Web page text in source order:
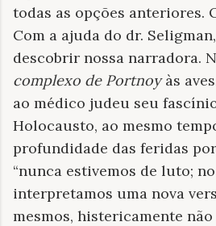
todas as opções anteriores.
Com a ajuda do dr.
descobrir nossa narradora.
complexo de Portnoyàs
ao médico judeu seu
Holocausto, ao mesmo
profundidade das feridas
“nunca estivemos de luto;
interpretamos uma nova
mesmos, histericamente